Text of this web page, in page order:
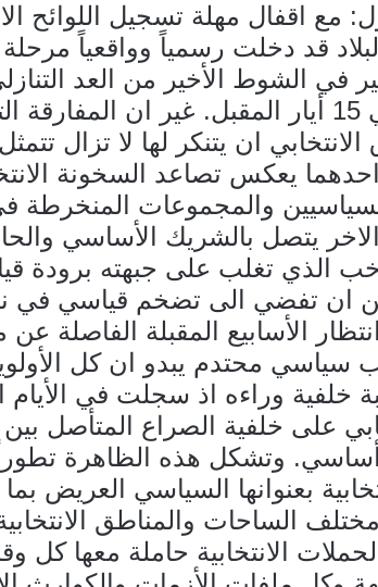
مع اقفال مهلة تسجيل اللوائح
قد دخلت رسمياً وواقعياً مرحلة
في الشوط الأخير من العد
يوم الانتخابات النيابية في 15 أيار المقبل. غير ان
ان يتنكر لها لا تزال
يعكس تصاعد السخونة
والمجموعات المنخرطة
يتصل بالشريك الأساسي
الذي تغلب على جبهته برودة
ان تفضي الى تضخم قياسي في
الأسابيع المقبلة الفاصلة عن
سياسي محتدم يبدو ان كل
خلفية وراءه اذ سجلت في الأيام
على خلفية الصراع المتأصل
وتشكل هذه الظاهرة
بعنوانها السياسي العريض
الساحات والمناطق
الانتخابية حاملة معها كل